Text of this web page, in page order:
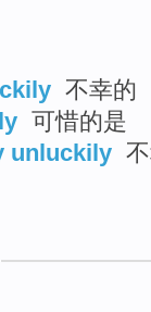
不幸的
可惜的是
unluckily